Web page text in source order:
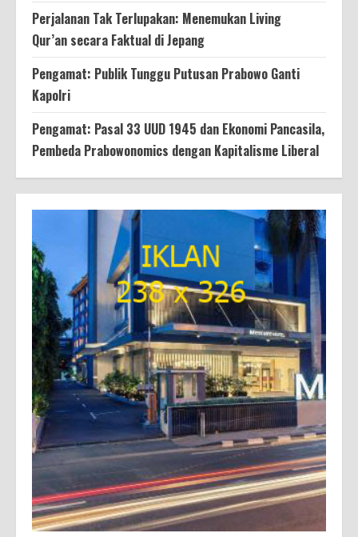
Perjalanan Tak Terlupakan: Menemukan Living
Qur’an secara Faktual di Jepang
Pengamat: Publik Tunggu Putusan Prabowo Ganti
Kapolri
Pengamat: Pasal 33 UUD 1945 dan Ekonomi Pancasila,
Pembeda Prabowonomics dengan Kapitalisme Liberal